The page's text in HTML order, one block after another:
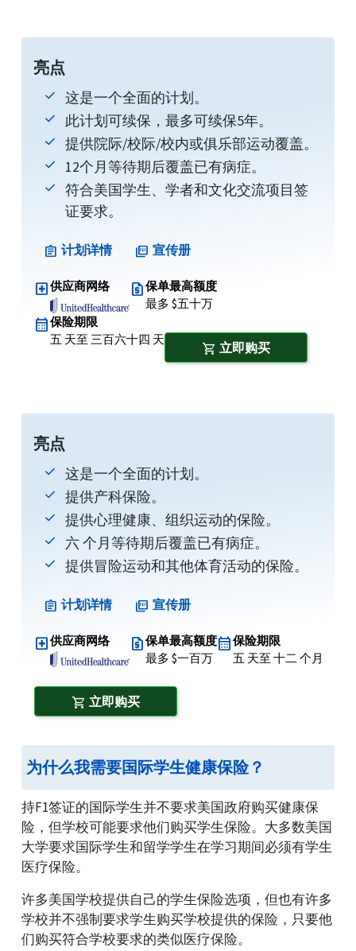
亮点
这是一个全面的计划。
此计划可续保，最多可续保5年。
提供院际/校际/校内或俱乐部运动覆盖。
12个月等待期后覆盖已有病症。
符合美国学生、学者和文化交流项目签
证要求。
assignment 计划详情 picture_as_pdf 宣传册
local_hospital供应商网络 request_quote保单最高额度
最多 $五十万
calendar_month保险期限
五 天至 三百六十四 天
shopping_cart 立即购买
亮点
这是一个全面的计划。
提供产科保险。
提供心理健康、组织运动的保险。
六 个月等待期后覆盖已有病症。
提供冒险运动和其他体育活动的保险。
assignment 计划详情 picture_as_pdf 宣传册
local_hospital供应商网络 request_quote保单最高额度
最多 $一百万
calendar_month保险期限
五 天至 十二 个月
shopping_cart 立即购买
为什么我需要国际学生健康保险？
持F1签证的国际学生并不要求美国政府购买健康保
险，但学校可能要求他们购买学生保险。大多数美国
大学要求国际学生和留学学生在学习期间必须有学生
医疗保险。
许多美国学校提供自己的学生保险选项，但也有许多
学校并不强制要求学生购买学校提供的保险，只要他
们购买符合学校要求的类似医疗保险。